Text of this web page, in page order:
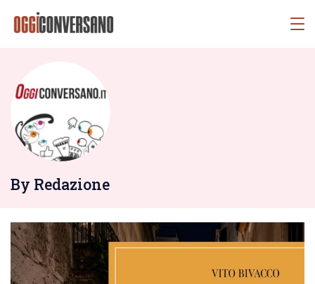
By Redazione